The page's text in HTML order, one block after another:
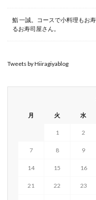
鮨 一誠。コースで小料理もお
るお寿司屋さん。
Tweets by Hiiragiyablog
月 火 水
1 2
7 8 9
14 15 16
21 22 23